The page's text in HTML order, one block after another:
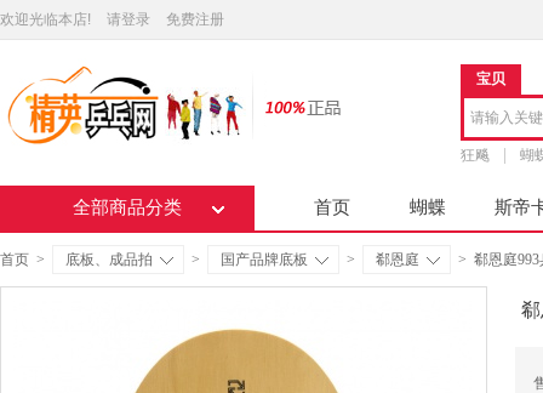
欢迎光临本店! 请登录 免费注册
宝贝
狂飚 蝴
全部商品分类 首页 蝴蝶 斯帝
首页 > 底板、成品拍 > 国产品牌底板 > 郗恩庭 > 郗恩庭